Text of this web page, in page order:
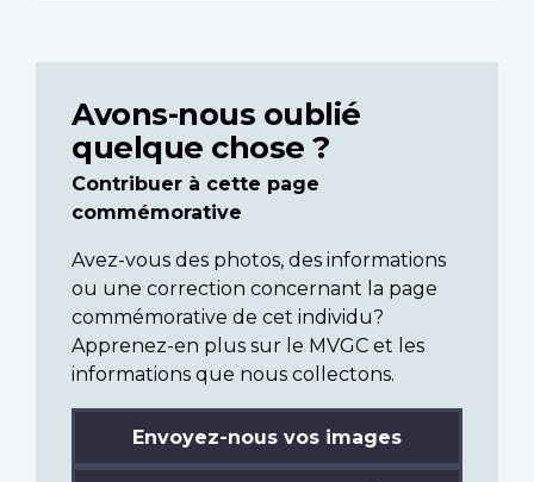
Avons-nous oublié
quelque chose ?
Contribuer à cette page
commémorative
Avez-vous des photos, des informations
ou une correction concernant la page
commémorative de cet individu?
Apprenez-en plus sur le MVGC et les
informations que nous collectons.
Envoyez-nous vos images